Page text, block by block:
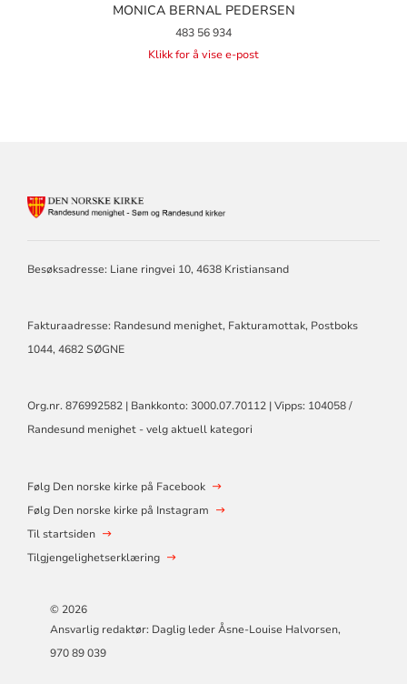
MONICA BERNAL PEDERSEN
483 56 934
Klikk for å vise e-post
-
RANDESUND
Besøksadresse: Liane ringvei 10, 4638 Kristiansand
Fakturaadresse: Randesund menighet, Fakturamottak, Postboks
1044, 4682 SØGNE
Org.nr. 876992582 | Bankkonto: 3000.07.70112 | Vipps: 104058 /
Randesund menighet - velg aktuell kategori
Følg Den norske kirke på Facebook
Følg Den norske kirke på Instagram
Til startsiden
Tilgjengelighetserklæring
© 2026
Ansvarlig redaktør: Daglig leder Åsne-Louise Halvorsen,
970 89 039